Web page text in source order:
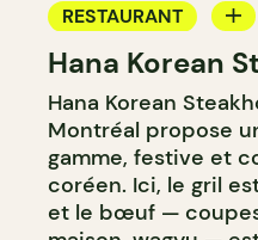
RESTAURANT
BAR À COCKTAIL
Hana Korean
Hana Korean
Montréal propose
gamme, festive et
coréen. Ici, le gril
et le bœuf —